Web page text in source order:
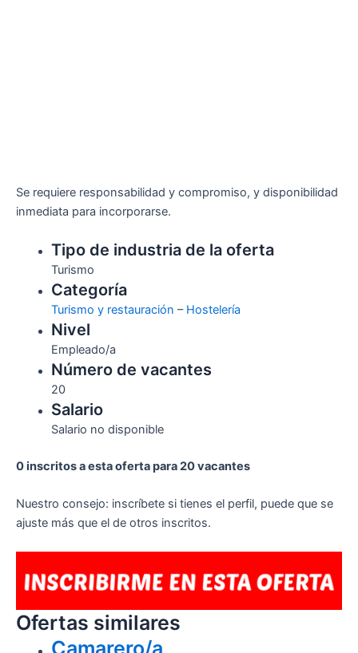
Se requiere responsabilidad y compromiso, y disponibilidad
inmediata para incorporarse.
Tipo de industria de la oferta
Turismo
Categoría
Turismo y restauración – Hostelería
Nivel
Empleado/a
Número de vacantes
20
Salario
Salario no disponible
0 inscritos a esta oferta para 20 vacantes
Nuestro consejo: inscríbete si tienes el perfil, puede que se
ajuste más que el de otros inscritos.
Ofertas similares
Camarero/a